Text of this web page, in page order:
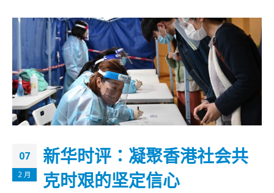
07
2 月
新华时评：凝聚香港社会共
克时艰的坚定信心